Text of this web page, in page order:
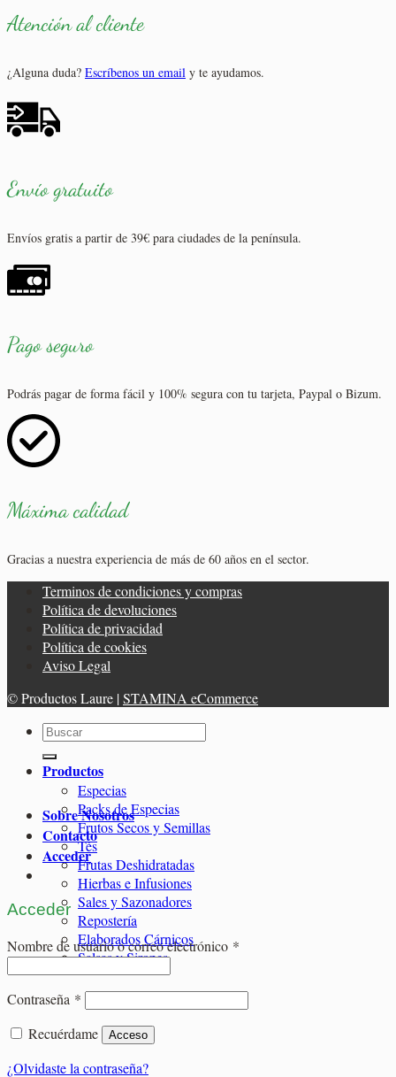
Atención al cliente
¿Alguna duda? Escríbenos un email y te ayudamos.
Envío gratuito
Envíos gratis a partir de 39€ para ciudades de la península.
Pago seguro
Podrás pagar de forma fácil y 100% segura con tu tarjeta, Paypal o Bizum.
Máxima calidad
Gracias a nuestra experiencia de más de 60 años en el sector.
Terminos de condiciones y compras
Política de devoluciones
Política de privacidad
Política de cookies
Aviso Legal
© Productos Laure |STAMINA eCommerce
Buscar
por:
Productos
Especias
Packs de Especias
Frutos Secos y Semillas
Tés
Frutas Deshidratadas
Hierbas e Infusiones
Sales y Sazonadores
Repostería
Elaborados Cárnicos
Salsas y Siropes
Sobre Nosotros
Contacto
Acceder
Acceder
Nombre de usuario o correo electrónico *
Contraseña * Obligatorio
Recuérdame
Acceso
¿Olvidaste la contraseña?